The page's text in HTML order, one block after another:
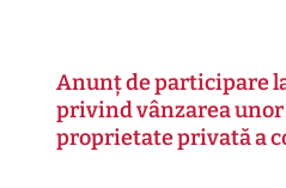
Anunț de participare
privind vânzarea
proprietate privată a